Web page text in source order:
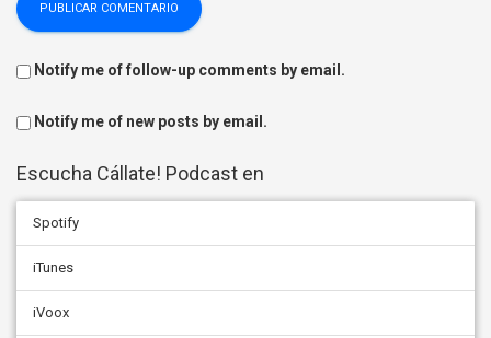
Notify me of follow-up comments by email.
Notify me of new posts by email.
Escucha Cállate! Podcast en
Spotify
iTunes
iVoox